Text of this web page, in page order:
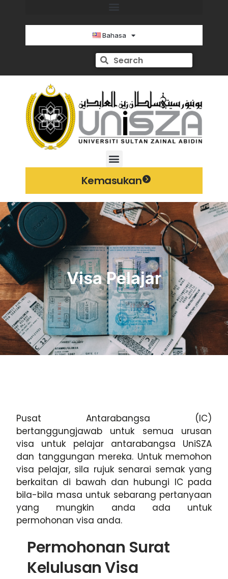
Bahasa
Kemasukan
Visa Pelajar
Pusat Antarabangsa (IC)
bertanggungjawab untuk semua urusan
visa untuk pelajar antarabangsa UniSZA
dan tanggungan mereka. Untuk memohon
visa pelajar, sila rujuk senarai semak yang
berkaitan di bawah dan hubungi IC pada
bila-bila masa untuk sebarang pertanyaan
yang mungkin anda ada untuk
permohonan visa anda.
Permohonan Surat
Kelulusan Visa